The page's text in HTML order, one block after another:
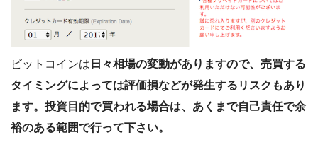
ビットコインは 日々相場の変動がありますので、売買する
タイミングによっては評価損などが発生するリスクもあり
ます。投資目的で買われる場合は、あくまで自己責任で余
裕のある範囲で行って下さい。